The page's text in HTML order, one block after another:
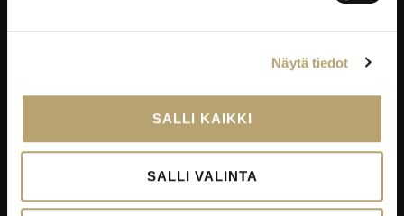
Näytä tiedot
SALLI KAIKKI
SALLI VALINTA
Kortti- ja pätevyyskoulutukset
Työelämässä oppiminen